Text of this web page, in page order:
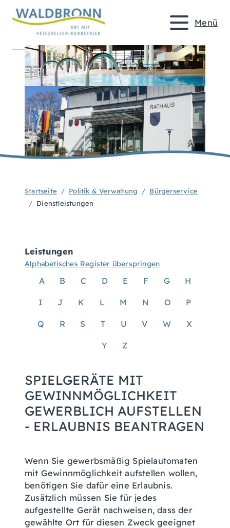
Menü
Startseite Politik & Verwaltung
Bürgerservice
Dienstleistungen
Leistungen
Alphabetisches Register überspringen
A B C D E F G H
I J K L M N O P
Q R S T U V W X
Y Z
SPIELGERÄTE MIT
GEWINNMÖGLICHKEIT
GEWERBLICH AUFSTELLEN
- ERLAUBNIS BEANTRAGEN
Wenn Sie gewerbsmäßig Spielautomaten
mit Gewinnmöglichkeit aufstellen wollen,
benötigen Sie dafür eine Erlaubnis.
Zusätzlich müssen Sie für jedes
aufgestellte Gerät nachweisen, dass der
gewählte Ort für diesen Zweck geeignet